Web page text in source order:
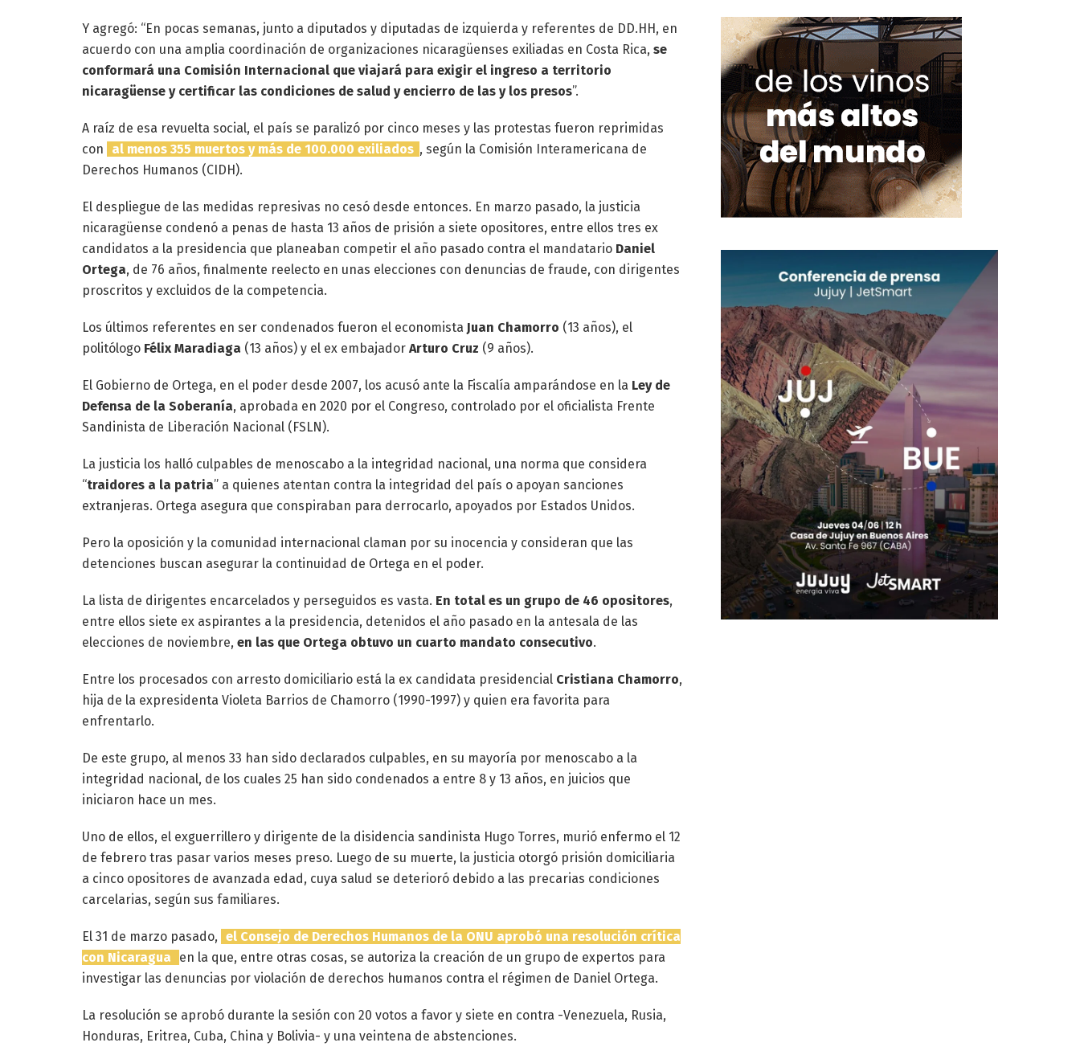
Y agregó: “En pocas semanas, junto a diputados y diputadas de izquierda y referentes de DD.HH, en
acuerdo con una amplia coordinación de organizaciones nicaragüenses exiliadas en Costa Rica, se
conformará una Comisión Internacional que viajará para exigir el ingreso a territorio
nicaragüense y certificar las condiciones de salud y encierro de las y los presos”.
A raíz de esa revuelta social, el país se paralizó por cinco meses y las protestas fueron reprimidas
con
al menos 355 muertos y más de 100.000 exiliados , según la Comisión Interamericana de
Derechos Humanos (CIDH).
El despliegue de las medidas represivas no cesó desde entonces. En marzo pasado, la justicia
nicaragüense condenó a penas de hasta 13 años de prisión a siete opositores, entre ellos tres ex
candidatos a la presidencia que planeaban competir el año pasado contra el mandatario Daniel
Ortega, de 76 años, finalmente reelecto en unas elecciones con denuncias de fraude, con dirigentes
proscritos y excluidos de la competencia.
Los últimos referentes en ser condenados fueron el economista Juan Chamorro (13 años), el
politólogo Félix Maradiaga (13 años) y el ex embajador Arturo Cruz (9 años).
El Gobierno de Ortega, en el poder desde 2007, los acusó ante la Fiscalía amparándose en la Ley de
Defensa de la Soberanía, aprobada en 2020 por el Congreso, controlado por el oficialista Frente
Sandinista de Liberación Nacional (FSLN).
La justicia los halló culpables de menoscabo a la integridad nacional, una norma que considera
“traidores a la patria” a quienes atentan contra la integridad del país o apoyan sanciones
extranjeras. Ortega asegura que conspiraban para derrocarlo, apoyados por Estados Unidos.
Pero la oposición y la comunidad internacional claman por su inocencia y consideran que las
detenciones buscan asegurar la continuidad de Ortega en el poder.
La lista de dirigentes encarcelados y perseguidos es vasta. En total es un grupo de 46 opositores,
entre ellos siete ex aspirantes a la presidencia, detenidos el año pasado en la antesala de las
elecciones de noviembre, en las que Ortega obtuvo un cuarto mandato consecutivo.
Entre los procesados con arresto domiciliario está la ex candidata presidencial Cristiana Chamorro,
hija de la expresidenta Violeta Barrios de Chamorro (1990-1997) y quien era favorita para
enfrentarlo.
De este grupo, al menos 33 han sido declarados culpables, en su mayoría por menoscabo a la
integridad nacional, de los cuales 25 han sido condenados a entre 8 y 13 años, en juicios que
iniciaron hace un mes.
Uno de ellos, el exguerrillero y dirigente de la disidencia sandinista Hugo Torres, murió enfermo el 12
de febrero tras pasar varios meses preso. Luego de su muerte, la justicia otorgó prisión domiciliaria
a cinco opositores de avanzada edad, cuya salud se deterioró debido a las precarias condiciones
carcelarias, según sus familiares.
El 31 de marzo pasado, el Consejo de Derechos Humanos de la ONU aprobó una resolución crítica
con Nicaragua
en la que, entre otras cosas, se autoriza la creación de un grupo de expertos para
investigar las denuncias por violación de derechos humanos contra el régimen de Daniel Ortega.
La resolución se aprobó durante la sesión con 20 votos a favor y siete en contra -Venezuela, Rusia,
Honduras, Eritrea, Cuba, China y Bolivia- y una veintena de abstenciones.